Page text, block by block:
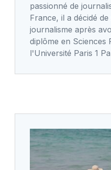
passionné de
France, il a décidé
journalisme après
diplôme en Sciences
l'Université Paris 1